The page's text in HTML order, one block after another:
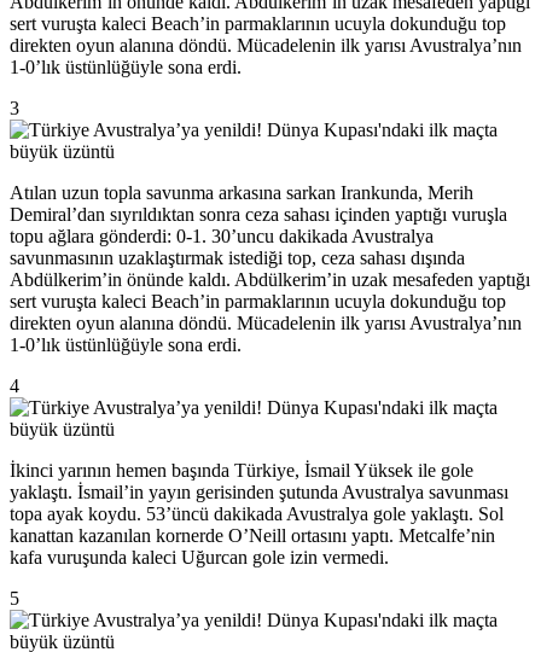
sert vuruşta kaleci Beach’in parmaklarının ucuyla dokunduğu top
direkten oyun alanına döndü. Mücadelenin ilk yarısı Avustralya’nın
1-0’lık üstünlüğüyle sona erdi.
3
Atılan uzun topla savunma arkasına sarkan Irankunda, Merih
Demiral’dan sıyrıldıktan sonra ceza sahası içinden yaptığı vuruşla
topu ağlara gönderdi: 0-1. 30’uncu dakikada Avustralya
savunmasının uzaklaştırmak istediği top, ceza sahası dışında
Abdülkerim’in önünde kaldı. Abdülkerim’in uzak mesafeden yaptığı
sert vuruşta kaleci Beach’in parmaklarının ucuyla dokunduğu top
direkten oyun alanına döndü. Mücadelenin ilk yarısı Avustralya’nın
1-0’lık üstünlüğüyle sona erdi.
4
İkinci yarının hemen başında Türkiye, İsmail Yüksek ile gole
yaklaştı. İsmail’in yayın gerisinden şutunda Avustralya savunması
topa ayak koydu. 53’üncü dakikada Avustralya gole yaklaştı. Sol
kanattan kazanılan kornerde O’Neill ortasını yaptı. Metcalfe’nin
kafa vuruşunda kaleci Uğurcan gole izin vermedi.
5